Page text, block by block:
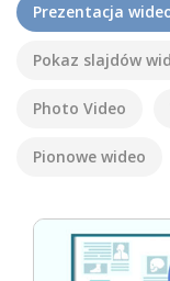
Prezentacja
Pokaz slajdów
Photo Video
Pionowe wideo